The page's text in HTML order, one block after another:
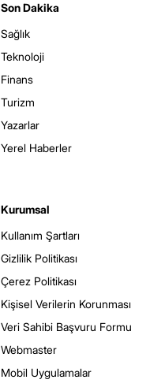
Son Dakika
Sağlık
Teknoloji
Finans
Turizm
Yazarlar
Yerel Haberler
Kurumsal
Kullanım Şartları
Gizlilik Politikası
Çerez Politikası
Kişisel Verilerin Korunması
Veri Sahibi Başvuru Formu
Webmaster
Mobil Uygulamalar